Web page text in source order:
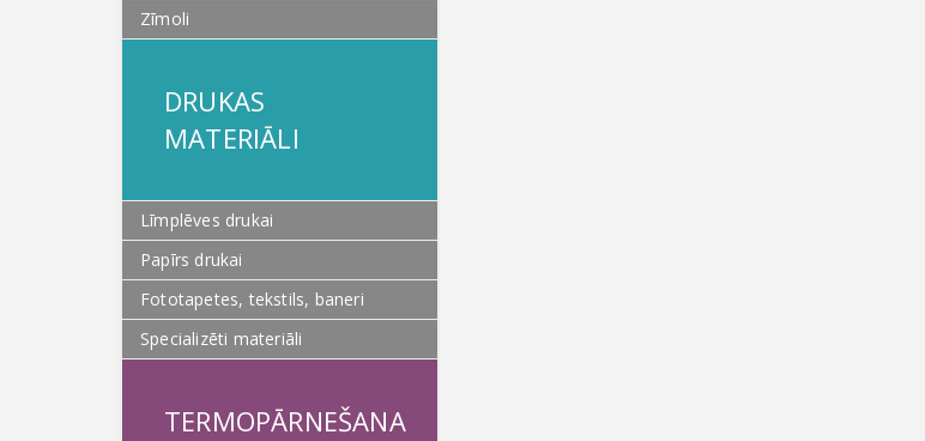
Zīmoli
DRUKAS
MATERIĀLI
Līmplēves drukai
Papīrs drukai
Fototapetes, tekstils, baneri
Specializēti materiāli
TERMOPĀRNEŠANA